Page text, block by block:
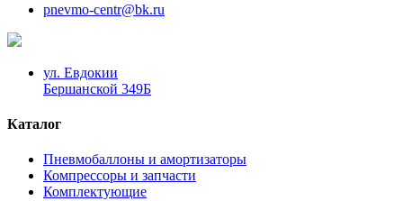
pnevmo-centr@bk.ru
ул. Евдокии
Бершанской 349Б
Каталог
Пневмобаллоны и амортизаторы
Компрессоры и запчасти
Комплектующие